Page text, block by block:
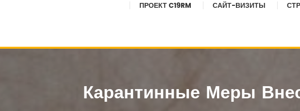
ПРОЕКТ C19RM САЙТ-ВИЗИТЫ
Карантинные Меры